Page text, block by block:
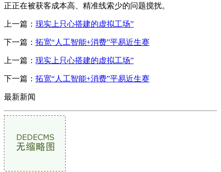
正正在被获客成本高、精准线索少的问题搅扰。
上一篇： 现实上只心搭建的虚拟工场”
下一篇： 拓宽“人工智能+消费”平易近生赛
上一篇： 现实上只心搭建的虚拟工场”
下一篇： 拓宽“人工智能+消费”平易近生赛
最新新闻